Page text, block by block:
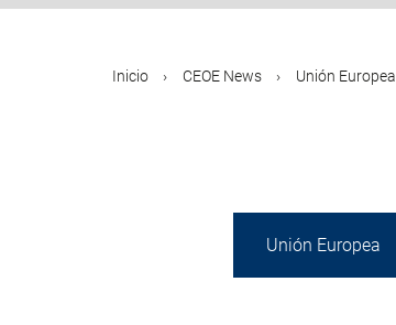
Inicio CEOE News Unión Europea
Unión Europea